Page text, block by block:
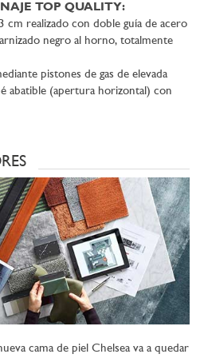
TOP QUALITY:
cm realizado con doble guía de acero
negro al horno, totalmente
pistones de gas de elevada
abatible (apertura horizontal) con
cama de piel Chelsea va a quedar